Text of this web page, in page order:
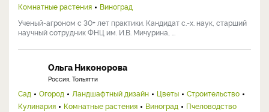
Комнатные растения
Виноград
Ученый-агроном с 30+ лет практики. Кандидат с.-х. наук, старший
научный сотрудник ФНЦ им. И.В. Мичурина, ...
Ольга Никонорова
Россия, Тольятти
Сад Огород Ландшафтный дизайн Цветы
Строительство
Кулинария
Комнатные растения Виноград
Пчеловодство